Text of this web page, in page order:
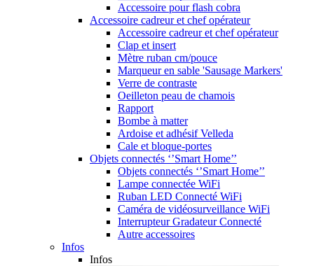
Accessoire pour flash cobra
Accessoire cadreur et chef opérateur
Accessoire cadreur et chef opérateur
Clap et insert
Mètre ruban cm/pouce
Marqueur en sable 'Sausage Markers'
Verre de contraste
Oeilleton peau de chamois
Rapport
Bombe à matter
Ardoise et adhésif Velleda
Cale et bloque-portes
Objets connectés ‘’Smart Home’’
Objets connectés ‘’Smart Home’’
Lampe connectée WiFi
Ruban LED Connecté WiFi
Caméra de vidéosurveillance WiFi
Interrupteur Gradateur Connecté
Autre accessoires
Infos
Infos